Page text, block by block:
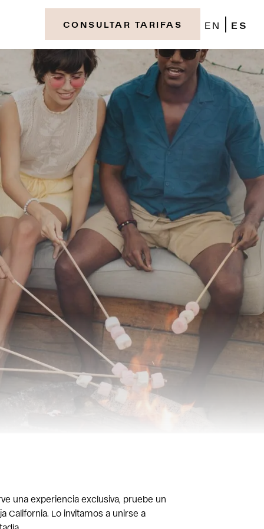
CONSULTAR TARIFAS EN ES
una experiencia exclusiva, pruebe un
California. Lo invitamos a unirse a